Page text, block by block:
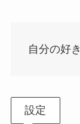
自分の好
設定